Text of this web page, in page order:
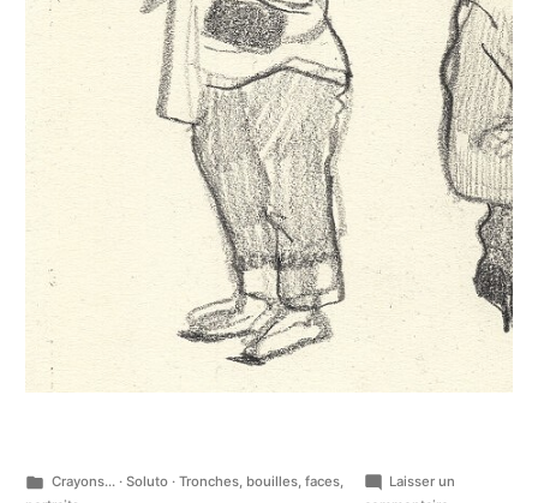
Publié
Crayons...· Soluto· Tronches, bouilles, faces,
Laisser un